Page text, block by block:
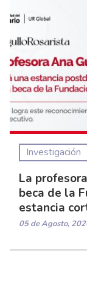
Investigación
La
beca de la
estancia
05 de Agosto,